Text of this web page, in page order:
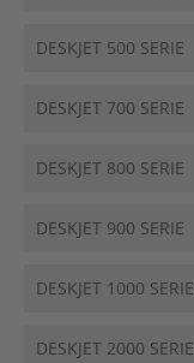
DESKJET 500 SERIE
DESKJET 700 SERIE
DESKJET 800 SERIE
DESKJET 900 SERIE
DESKJET 1000 SERIE
DESKJET 2000 SERIE